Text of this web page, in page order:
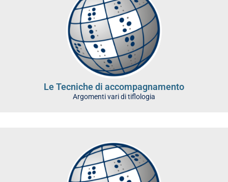
Le Tecniche di accompagnamento
Argomenti vari di tiflologia